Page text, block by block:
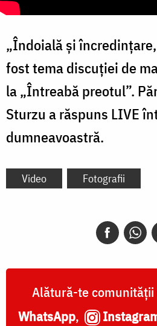
„Îndoială și
fost tema discuției de
la „Întreabă preotul”.
Sturzu a răspuns LIVE
dumneavoastră.
Video Fotografii
Alătură-te comunității
WhatsApp,